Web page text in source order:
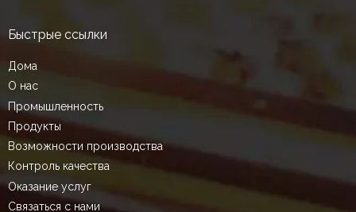
Быстрые ссылки
Дома
О нас
Промышленность
Продукты
Возможности производства
Контроль качества
Оказание услуг
Связаться с нами